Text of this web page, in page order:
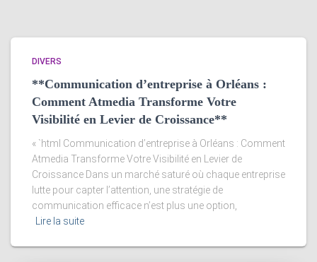
DIVERS
**Communication d’entreprise à Orléans :
Comment Atmedia Transforme Votre
Visibilité en Levier de Croissance**
« `html Communication d’entreprise à Orléans : Comment
Atmedia Transforme Votre Visibilité en Levier de
Croissance Dans un marché saturé où chaque entreprise
lutte pour capter l’attention, une stratégie de
communication efficace n’est plus une option,
Lire la suite